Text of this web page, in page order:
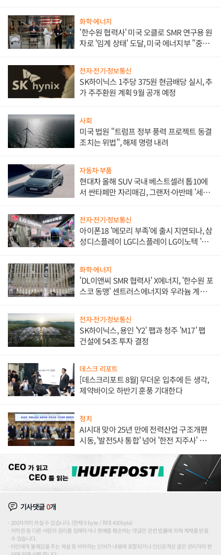
화학·에너지
'한수원 협력사' 미국 오클로 SMR 연구용 원
자로 '임계 상태' 도달, 미국 에너지부 "중요
전자·전기·정보통신
SK하이닉스 1주당 375원 현금배당 실시, 추
가 주주환원 계획 9월 공개 예정
사회
미국 법원 "트럼프 정부 풍력 프로젝트 동결
조치는 위법", 해제 명령 내려
자동차·부품
현대차 올해 SUV 국내 베스트셀러 톱10에
서 싼타페만 자리매김, 그랜저·아반떼 '세단
전자·전기·정보통신
아이폰18 '메모리 부족'에 출시 지연되나, 삼
성디스플레이 LG디스플레이 LG이노텍 '탈
화학·에너지
'DL이앤씨 SMR 협력사' X에너지, '한수원 포
스코 동맹' 센트러스에너지와 우라늄 계약
전자·전기·정보통신
SK하이닉스, 용인 'Y2' 팹과 청주 'M17' 팹
건설에 54조 투자 결정
데스크 리포트
[데스크리포트 8월] 무더운 입추에 든 생각,
제약바이오 하반기 훈풍 기대한다
정치
AI시대 맞아 25년 만에 전력산업 구조개편
시동, '발전5사 통합' 넘어 '한전 지주사' 재편
기사댓글0개
200자까지 쓰실 수 있습니다. (현재 0 byte / 최대 400byte)
저작권 등 다른 사람의 권리를 침해하거나 명예를 훼손하는 댓글은 관련 법률에 의해 제재를 받을
수 있습니다.
타인에게 불쾌감을 주는 욕설 등 비하하는 단어가 내용에 포함되거나 인신공격성 글은 관리자의 판